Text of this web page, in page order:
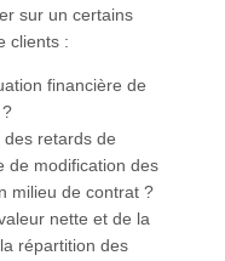
sur un certains
clients :
financière de
retards de
de modification des
milieu de contrat ?
nette et de la
répartition des